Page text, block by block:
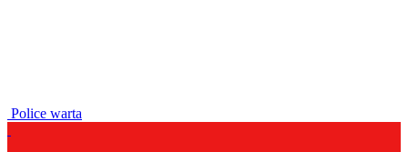
Police warta